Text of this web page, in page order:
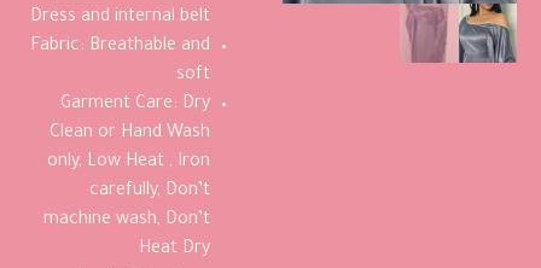
Dress and internal belt
Fabric: Breathable and
soft
Garment Care: Dry
Clean or Hand Wash
only, Low Heat , Iron
carefully, Don’t
machine wash, Don’t
Heat Dry